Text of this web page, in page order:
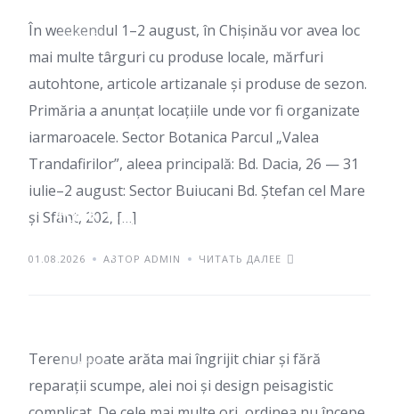
БЛОГ
În weekendul 1–2 august, în Chișinău vor avea loc
mai multe târguri cu produse locale, mărfuri
autohtone, articole artizanale și produse de sezon.
Primăria a anunțat locațiile unde vor fi organizate
iarmaroacele. Sector Botanica Parcul „Valea
Trandafirilor”, aleea principală: Bd. Dacia, 26 — 31
iulie–2 august: Sector Buiucani Bd. Ștefan cel Mare
și Sfânt, 202, […]
01.08.2026 АВТОР ADMIN ЧИТАТЬ ДАЛЕЕ
БЛОГ
Как сделать участок
аккуратнее без
Terenul poate arăta mai îngrijit chiar și fără
reparații scumpe, alei noi și design peisagistic